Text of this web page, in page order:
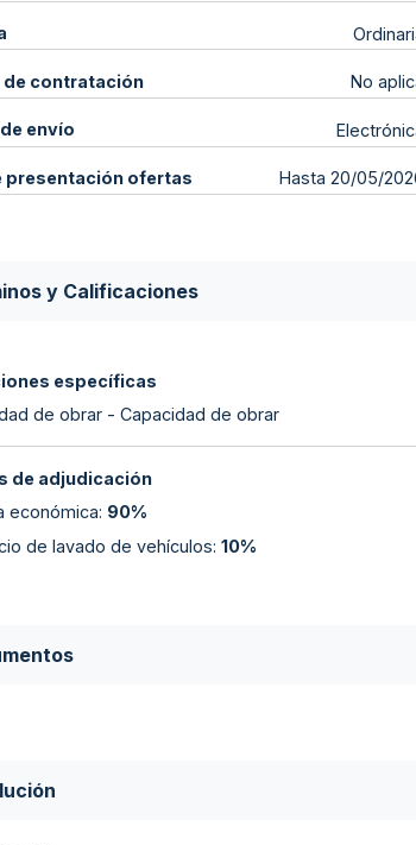
de contratación No
envío
presentación ofertas Hasta 20/05/
y Calificaciones
específicas
de obrar - Capacidad de obrar
de adjudicación
económica: 90%
de lavado de vehículos: 10%